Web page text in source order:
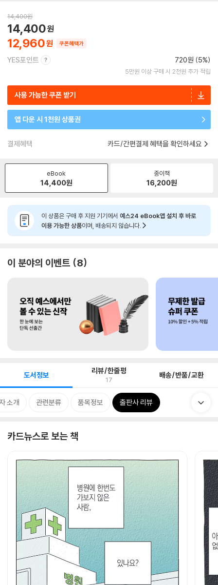
14,400원
12,960
14,400
쿠폰혜택가
YES포인트 720원 (5%)
5만원 이상 구매 시 2천원 추가 적립
사용 가능한 쿠폰 받기
앱 다운 시 1천원 상품권
결제혜택 카드/간편결제 혜택을 확인하세요
eBook
14,400원
종이책
16,200원
이 상품은 구매 후 지원 기기에서 예스24 eBook앱 설치 후 바로
이용 가능한 상품이며, 배송되지 않습니다.
이 분야의 이벤트 8
도서정보 리뷰/한줄평
17 배송/반품/교환
소개 관련분류 품목정보 출판사 리뷰
카드뉴스로 보는 책